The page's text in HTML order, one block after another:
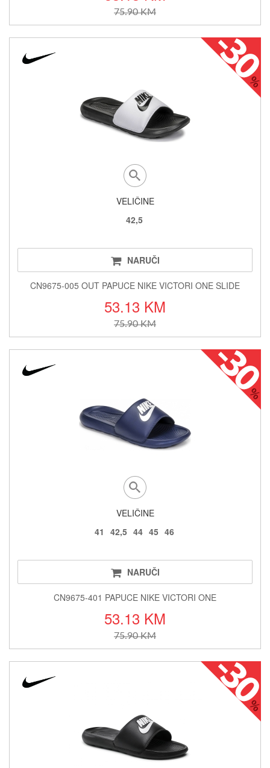
75.90 KM
VELIČINE
42,5
NARUČI
CN9675-005 OUT PAPUCE NIKE VICTORI ONE SLIDE
53.13 KM
75.90 KM
VELIČINE
41 42,5 44 45 46
NARUČI
CN9675-401 PAPUCE NIKE VICTORI ONE
53.13 KM
75.90 KM